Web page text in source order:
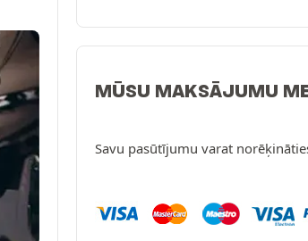
MŪSU MAKSĀJUMU
Savu pasūtījumu varat